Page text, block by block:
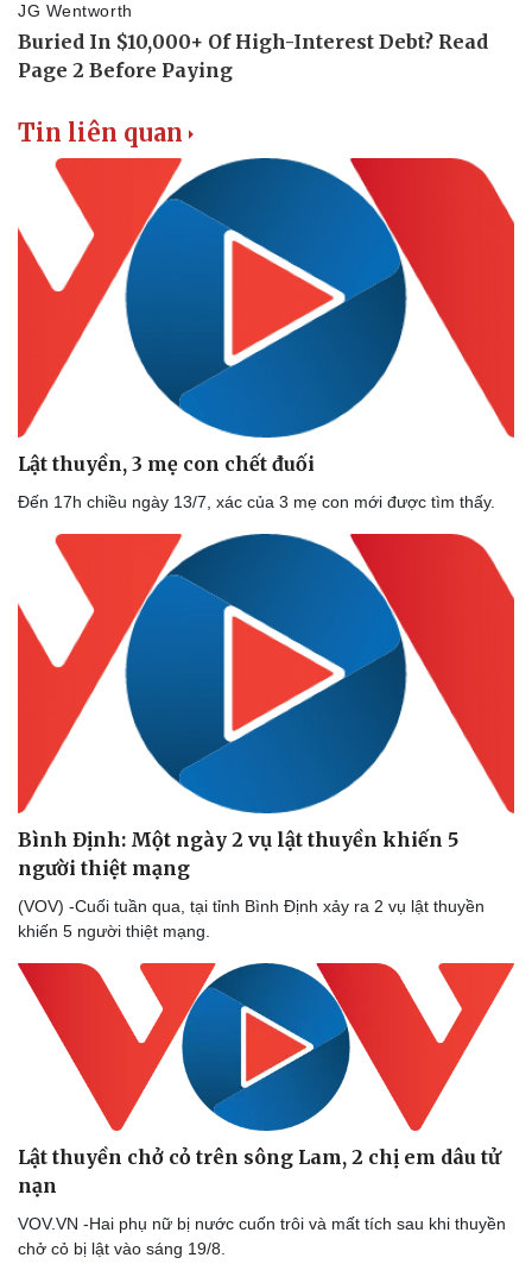
Thể thao
Bóng đá
Lịch thi đấu bóng đá
Thế giới thể thao
eSports
Hậu trường
Ô tô - Xe máy
Tư vấn
Tin liên quan
Lật thuyền, 3 mẹ con chết đuối
Đến 17h chiều ngày 13/7, xác của 3 mẹ con mới được tìm thấy.
Bình Định: Một ngày 2 vụ lật thuyền khiến 5
người thiệt mạng
(VOV) -Cuối tuần qua, tại tỉnh Bình Định xảy ra 2 vụ lật thuyền
khiến 5 người thiệt mạng.
Lật thuyền chở cỏ trên sông Lam, 2 chị em dâu tử
nạn
VOV.VN -Hai phụ nữ bị nước cuốn trôi và mất tích sau khi thuyền
chở cỏ bị lật vào sáng 19/8.